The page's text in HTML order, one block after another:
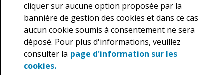
Nous vous informons que Deloitte traite vos données
personnelles en tant que responsable de traitement dans le but
de répondre à votre demande. En application de la législation en
vigueur, vous disposez d’un droit d’accès, de rectification et de
suppression des données personnelles vous concernant ainsi
que la possibilité de vous opposer au traitement de ces données,
que vous pouvez exercer à tout moment. Pour plus de précisions
cliquer sur aucune option proposée par la
bannière de gestion des cookies et dans ce cas
aucun cookie soumis à consentement ne sera
déposé. Pour plus d'informations, veuillez
consulter la page d'information sur les
cookies.